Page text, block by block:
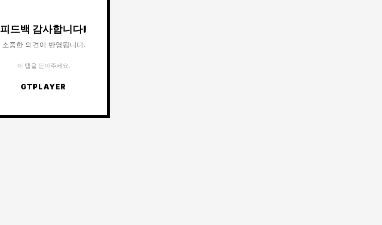
피드백 감사합니다!
소중한 의견이 반영됩니다.
이 탭을 닫아주세요.
GTPLAYER